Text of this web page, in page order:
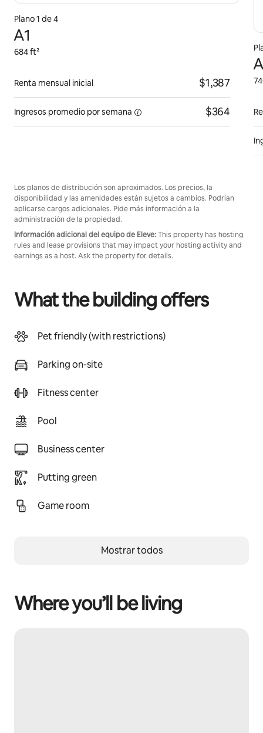
Plano 1 de 4
A1
684 ft²
Renta mensual inicial $1,387
Ingresos promedio porsemana $364
Los planos de distribución son aproximados. Los precios, la
disponibilidad y las amenidades están sujetos a cambios. Podrían
aplicarse cargos adicionales. Pide más información a la
administración de la propiedad.
Información adicional del equipo de Eleve:This property has hosting
rules and lease provisions that may impact your hosting activity and
earnings as a host. Ask the property for details.
What the building offers
Pet friendly (with restrictions)
Parking on-site
Fitness center
Pool
Business center
Putting green
Game room
Mostrar todos
Where you’ll be living